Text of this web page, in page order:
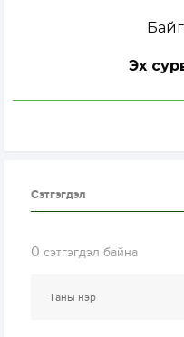
Эх
Сэтгэгдэл
0 сэтгэгдэл байна